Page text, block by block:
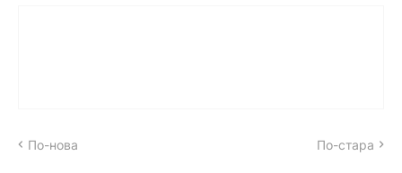
По-нова По-стара